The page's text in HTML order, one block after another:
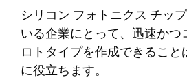
シリコン フォトニクス チッ
いる企業にとって、迅速か
ロトタイプを作成できるこ
に役立ちます。